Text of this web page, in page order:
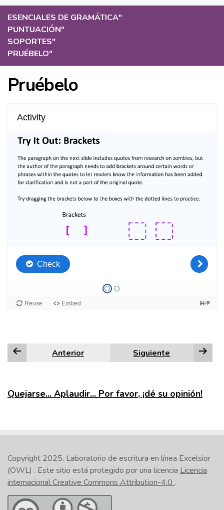
ESENCIALES DE GRAMÁTICA"
PUNTUACIÓN"
SOPORTES"
PRUÉBELO"
Pruébelo
Anterior Siguiente
Quejarse... Aplaudir... Por favor, ¡dé su opinión!
Copyright 2025. Laboratorio de escritura en línea Excelsior
(OWL) . Este sitio está protegido por una licencia Licencia
internacional Creative Commons Attribution-4.0 .